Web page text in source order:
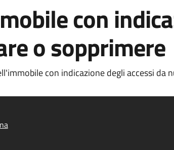
con
o sopprimere
con indicazione degli accessi da